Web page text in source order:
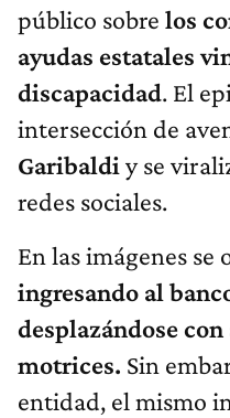
público sobre los
ayudas estatales
discapacidad. El
intersección de
Garibaldi y se
redes sociales.
En las imágenes se
ingresando al
desplazándose
motrices. Sin
entidad, el mismo